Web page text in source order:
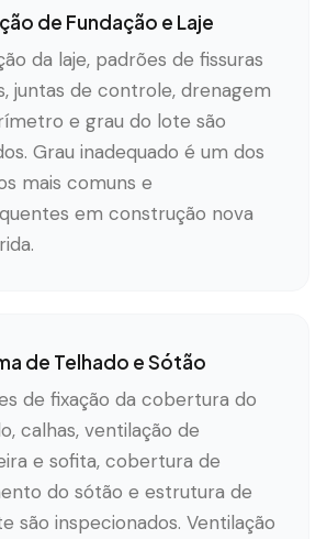
de Fundação e Laje
da laje, padrões de fissuras
juntas de controle, drenagem
e grau do lote são
Grau inadequado é um dos
mais comuns e
em construção nova
de Telhado e Sótão
de fixação da cobertura do
calhas, ventilação de
e sofita, cobertura de
do sótão e estrutura de
são inspecionados. Ventilação